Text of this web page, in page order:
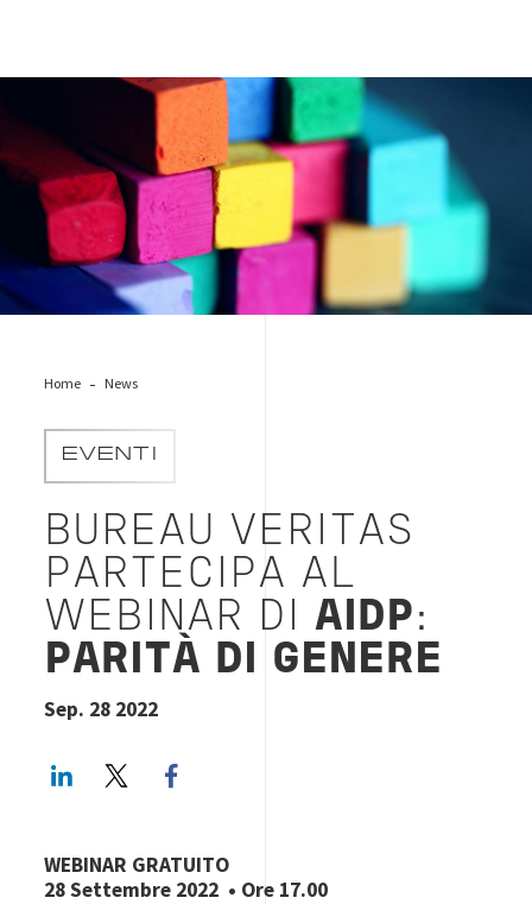
inclusion-gessetti-1920-1080
Home News
EVENTI
BUREAU VERITAS
PARTECIPA AL
WEBINAR DI AIDP:
PARITÀ DI GENERE
Sep. 28 2022
LinkedInTwitter
WEBINAR GRATUITO
28 Settembre 2022 • Ore 17.00